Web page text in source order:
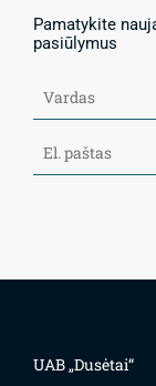
Pamatykite
pasiūlymus
UAB „Dusėtai“